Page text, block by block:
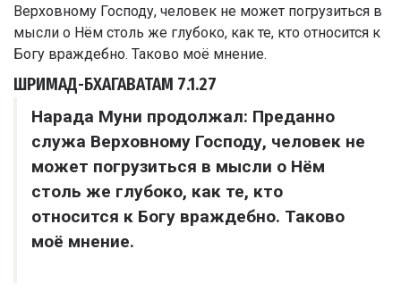
ШРИМАД-БХАГАВАТАМ 7.1.27
Нарада Муни продолжал: Преданно
служа Верховному Господу, человек не
может погрузиться в мысли о Нём
столь же глубоко, как те, кто
относится к Богу враждебно. Таково
моё мнение.